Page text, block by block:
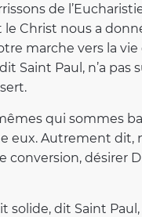
de
le Christ nous a
marche vers la
Saint Paul, n’a
qui sommes
eux. Autrement dit,
désirer
solide, dit Saint